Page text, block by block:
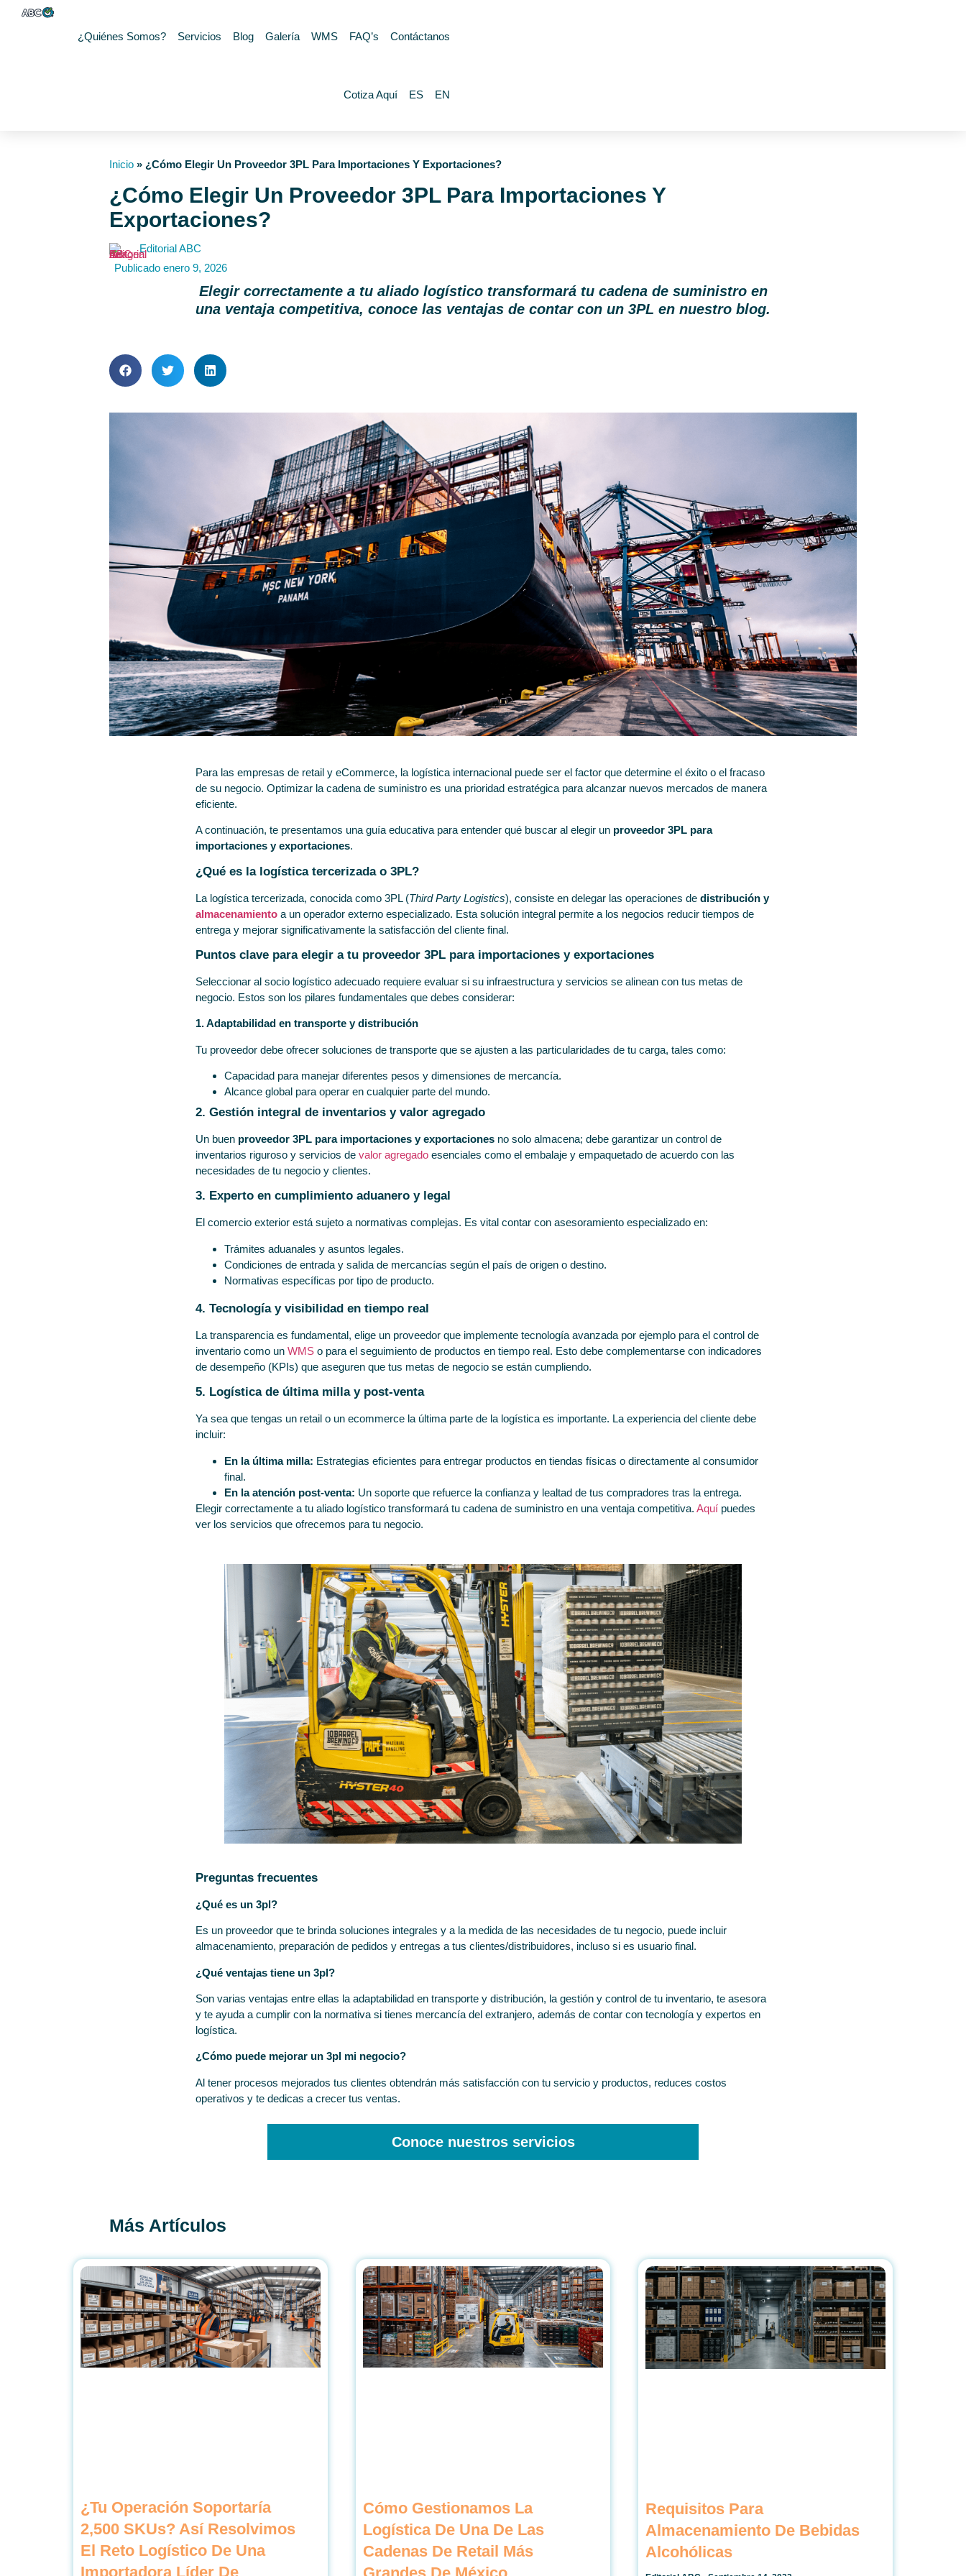
¿Quiénes Somos? Servicios Blog Galería WMS FAQ’s Contáctanos
Cotiza Aquí ES EN
Inicio » ¿Cómo Elegir Un Proveedor 3PL Para Importaciones Y Exportaciones?
¿Cómo Elegir Un Proveedor 3PL Para Importaciones Y
Exportaciones?
Editorial ABC
Publicado enero 9, 2026
Elegir correctamente a tu aliado logístico transformará tu cadena de suministro en
una ventaja competitiva, conoce las ventajas de contar con un 3PL en nuestro blog.
Para las empresas de retail y eCommerce, la logística internacional puede ser el factor que determine el éxito o el fracaso
de su negocio. Optimizar la cadena de suministro es una prioridad estratégica para alcanzar nuevos mercados de manera
eficiente.
A continuación, te presentamos una guía educativa para entender qué buscar al elegir un proveedor 3PL para
importaciones y exportaciones.
¿Qué es la logística tercerizada o 3PL?
La logística tercerizada, conocida como 3PL (Third Party Logistics), consiste en delegar las operaciones de distribución y
almacenamiento a un operador externo especializado. Esta solución integral permite a los negocios reducir tiempos de
entrega y mejorar significativamente la satisfacción del cliente final.
Puntos clave para elegir a tu proveedor 3PL para importaciones y exportaciones
Seleccionar al socio logístico adecuado requiere evaluar si su infraestructura y servicios se alinean con tus metas de
negocio. Estos son los pilares fundamentales que debes considerar:
1. Adaptabilidad en transporte y distribución
Tu proveedor debe ofrecer soluciones de transporte que se ajusten a las particularidades de tu carga, tales como:
Capacidad para manejar diferentes pesos y dimensiones de mercancía.
Alcance global para operar en cualquier parte del mundo.
2. Gestión integral de inventarios y valor agregado
Un buen proveedor 3PL para importaciones y exportaciones no solo almacena; debe garantizar un control de
inventarios riguroso y servicios de valor agregado esenciales como el embalaje y empaquetado de acuerdo con las
necesidades de tu negocio y clientes.
3. Experto en cumplimiento aduanero y legal
El comercio exterior está sujeto a normativas complejas. Es vital contar con asesoramiento especializado en:
Trámites aduanales y asuntos legales.
Condiciones de entrada y salida de mercancías según el país de origen o destino.
Normativas específicas por tipo de producto.
4. Tecnología y visibilidad en tiempo real
La transparencia es fundamental, elige un proveedor que implemente tecnología avanzada por ejemplo para el control de
inventario como un WMS o para el seguimiento de productos en tiempo real. Esto debe complementarse con indicadores
de desempeño (KPIs) que aseguren que tus metas de negocio se están cumpliendo.
5. Logística de última milla y post-venta
Ya sea que tengas un retail o un ecommerce la última parte de la logística es importante. La experiencia del cliente debe
incluir:
En la última milla: Estrategias eficientes para entregar productos en tiendas físicas o directamente al consumidor
final.
En la atención post-venta: Un soporte que refuerce la confianza y lealtad de tus compradores tras la entrega.
Elegir correctamente a tu aliado logístico transformará tu cadena de suministro en una ventaja competitiva. Aquí puedes
ver los servicios que ofrecemos para tu negocio.
Preguntas frecuentes
¿Qué es un 3pl?
Es un proveedor que te brinda soluciones integrales y a la medida de las necesidades de tu negocio, puede incluir
almacenamiento, preparación de pedidos y entregas a tus clientes/distribuidores, incluso si es usuario final.
¿Qué ventajas tiene un 3pl?
Son varias ventajas entre ellas la adaptabilidad en transporte y distribución, la gestión y control de tu inventario, te asesora
y te ayuda a cumplir con la normativa si tienes mercancía del extranjero, además de contar con tecnología y expertos en
logística.
¿Cómo puede mejorar un 3pl mi negocio?
Al tener procesos mejorados tus clientes obtendrán más satisfacción con tu servicio y productos, reduces costos
operativos y te dedicas a crecer tus ventas.
Conoce nuestros servicios
Más Artículos
¿Tu Operación Soportaría
2,500 SKUs? Así Resolvimos
El Reto Logístico De Una
Importadora Líder De
Cómo Gestionamos La
Logística De Una De Las
Cadenas De Retail Más
Requisitos Para
Almacenamiento De Bebidas
Alcohólicas